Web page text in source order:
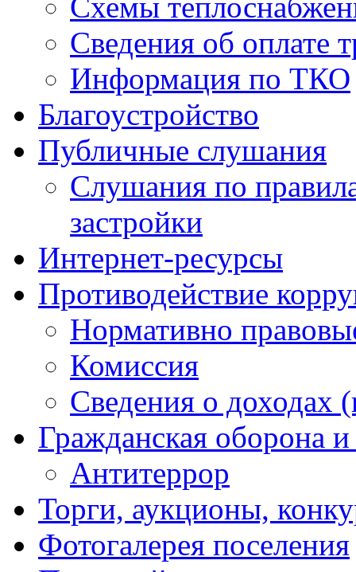
Сведения об оплате
Информация по ТКО
Благоустройство
Публичные слушания
Слушания по
застройки
Интернет-ресурсы
Противодействие
Нормативно
Комиссия
Сведения о доходах
Гражданская оборона
Антитеррор
Торги, аукционы,
Фотогалерея поселения